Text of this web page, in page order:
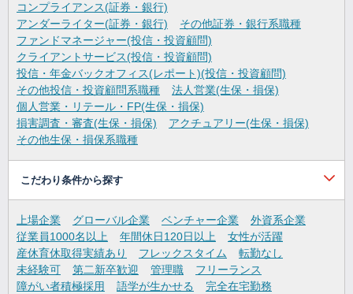
コンプライアンス(証券・銀行)
アンダーライター(証券・銀行)
その他証券・銀行系職種
ファンドマネージャー(投信・投資顧問)
クライアントサービス(投信・投資顧問)
投信・年金バックオフィス(レポート)(投信・投資顧問)
その他投信・投資顧問系職種
法人営業(生保・損保)
個人営業・リテール・FP(生保・損保)
損害調査・審査(生保・損保)
アクチュアリー(生保・損保)
その他生保・損保系職種
こだわり条件から探す
上場企業 グローバル企業 ベンチャー企業
外資系企業
従業員1000名以上
年間休日120日以上
女性が活躍
産休育休取得実績あり
フレックスタイム
転勤なし
未経験可
第二新卒歓迎 管理職
フリーランス
障がい者積極採用
語学が生かせる
完全在宅勤務